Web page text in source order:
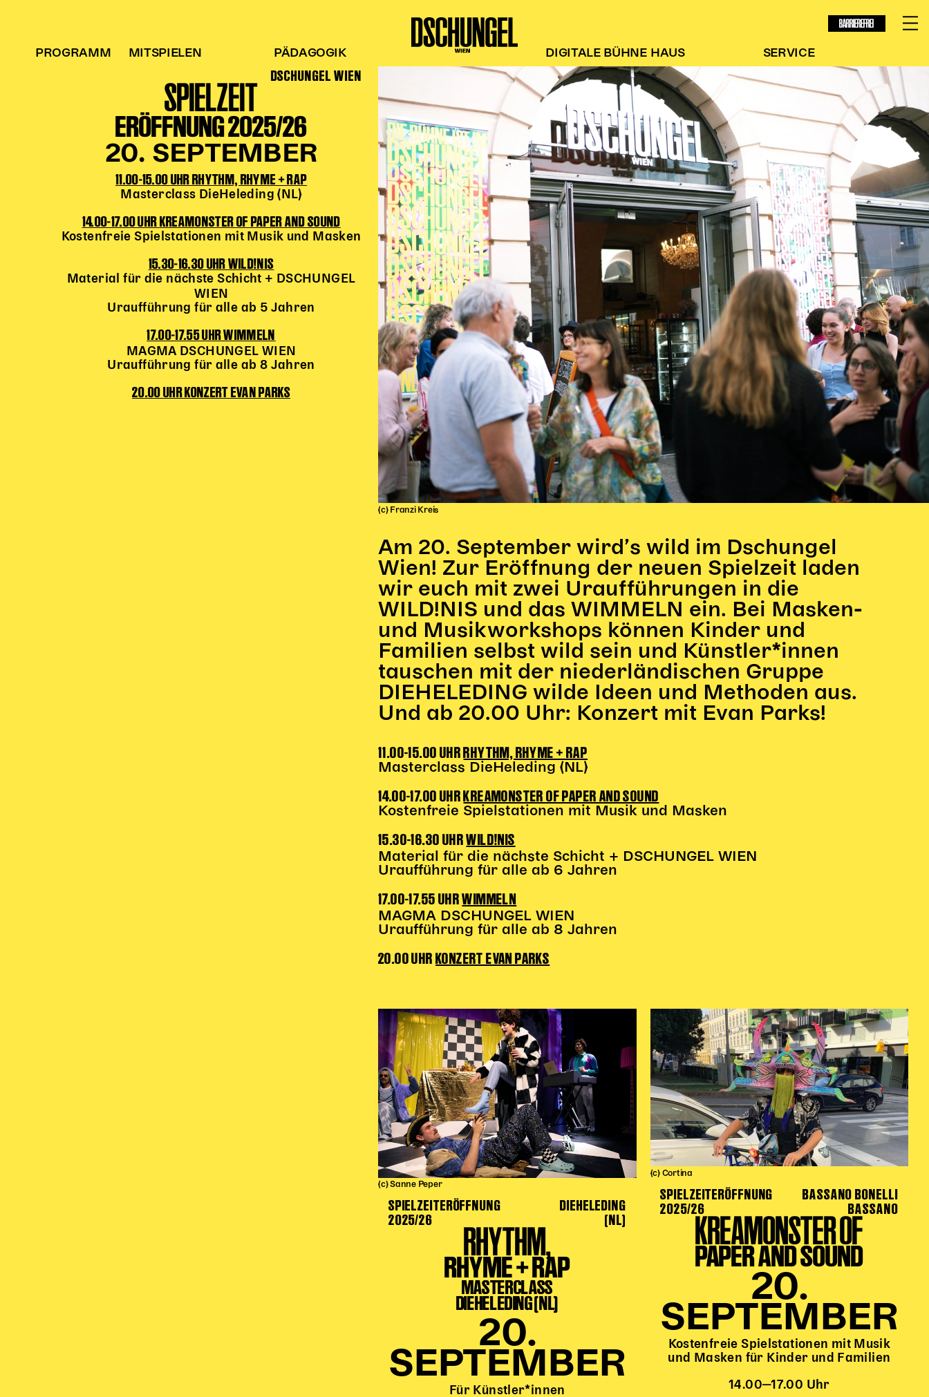
BARRIEREFREI
PROGRAMM MITSPIELEN PÄDAGOGIK DIGITALE BÜHNE HAUS SERVICE
(c) Franzi Kreis
DSCHUNGEL WIEN
SPIELZEIT
ERÖFFNUNG 2025/26
20. SEPTEMBER
11.00-15.00 UHR RHYTHM, RHYME + RAP
Masterclass DieHeleding (NL)
14.00-17.00 UHRKREAMONSTER OF PAPER AND SOUND
Kostenfreie Spielstationen mit Musik und Masken
15.30-16.30 UHR WILD!NIS
Material für die nächste Schicht + DSCHUNGEL
WIEN
Uraufführung für alle ab 5 Jahren
17.00-17.55 UHR WIMMELN
MAGMA DSCHUNGEL WIEN
Uraufführung für alle ab 8 Jahren
20.00 UHR KONZERT EVAN PARKS
Am 20. September wird’s wild im Dschungel
Wien! Zur Eröffnung der neuen Spielzeit laden
wir euch mit zwei Uraufführungen in die
WILD!NIS und das WIMMELN ein. Bei Masken-
und Musikworkshops können Kinder und
Familien selbst wild sein und Künstler*innen
tauschen mit der niederländischen Gruppe
DIEHELEDING wilde Ideen und Methoden aus.
Und ab 20.00 Uhr: Konzert mit Evan Parks!
11.00-15.00 UHRRHYTHM, RHYME + RAP
Masterclass DieHeleding (NL)
14.00-17.00 UHRKREAMONSTER OF PAPER AND SOUND
Kostenfreie Spielstationen mit Musik und Masken
15.30-16.30 UHRWILD!NIS
Material für die nächste Schicht + DSCHUNGEL WIEN
Uraufführung für alle ab 6 Jahren
17.00-17.55 UHRWIMMELN
MAGMA DSCHUNGEL WIEN
Uraufführung für alle ab 8 Jahren
20.00 UHRKONZERT EVAN PARKS
(c) Sanne Peper
SPIELZEITERÖFFNUNG
2025/26
DIEHELEDING
(NL)
RHYTHM,
RHYME + RAP
MASTERCLASS
DIEHELEDING (NL)
20.
SEPTEMBER
Für Künstler*innen
(c) Cortina
SPIELZEITERÖFFNUNG
2025/26
BASSANO BONELLI
BASSANO
KREAMONSTER OF
PAPER AND SOUND
20.
SEPTEMBER
Kostenfreie Spielstationen mit Musik
und Masken für Kinder und Familien
14.00‒17.00 Uhr